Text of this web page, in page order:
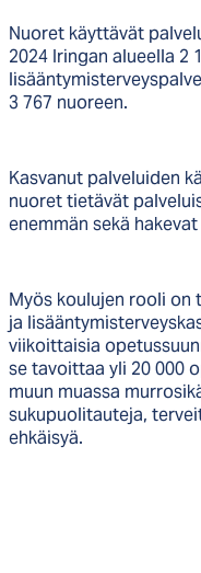
Nuoret käyttävät
2024 Iringan alueella 2
3 767 nuoreen.
Kasvanut palveluiden
nuoret tietävät
enemmän sekä
Myös koulujen rooli on
ja
viikoittaisia
se tavoittaa yli 20 000
muun muassa
sukupuolitauteja,
ehkäisyä.